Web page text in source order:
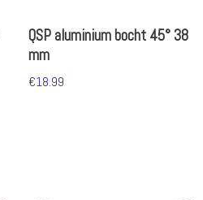
QSP aluminium bocht 45° 38
mm
€18.99